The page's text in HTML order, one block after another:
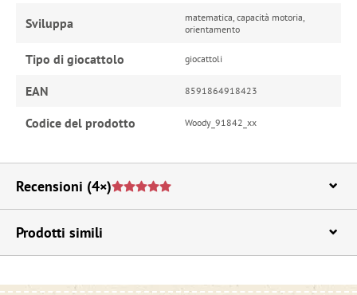
Sviluppa
matematica, capacità motoria,
orientamento
Tipo di giocattolo giocattoli
EAN 8591864918423
Codice del prodotto Woody_91842_xx
Recensioni (4×)
Prodotti simili